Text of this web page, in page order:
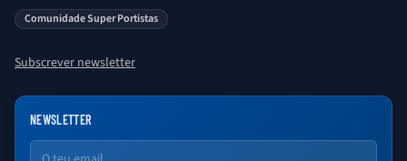
saber sobre o universo Porto. Ser Porto é aqui!
Comunidade Super Portistas
Subscrever newsletter
NEWSLETTER
Email